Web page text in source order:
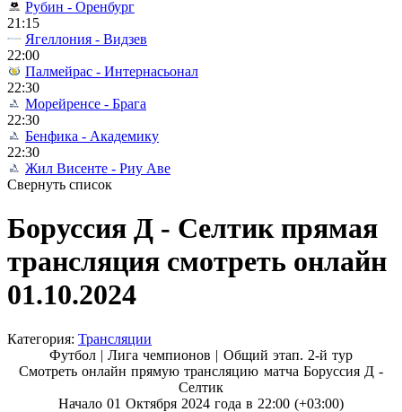
Рубин - Оренбург
21:15
Ягеллония - Видзев
22:00
Палмейрас - Интернасьонал
22:30
Морейренсе - Брага
22:30
Бенфика - Академику
22:30
Жил Висенте - Риу Аве
Свернуть список
Боруссия Д - Селтик прямая
трансляция смотреть онлайн
01.10.2024
Категория: Трансляции
Футбол | Лига чемпионов | Общий этап. 2-й тур
Смотреть онлайн прямую трансляцию матча Боруссия Д -
Селтик
Начало 01 Октября 2024 года в 22:00 (+03:00)